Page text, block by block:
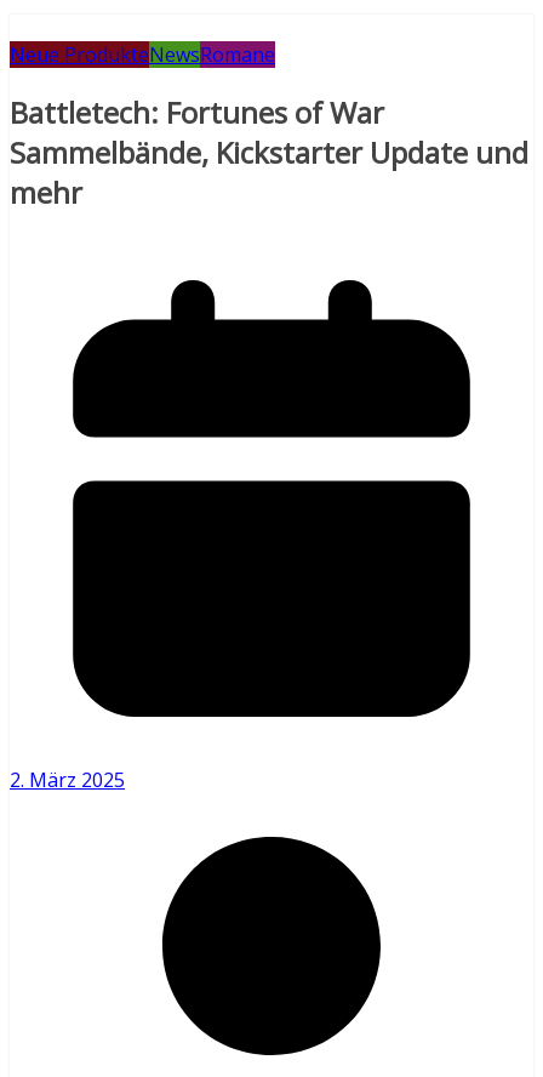
Neue ProdukteNewsRomane
Battletech: Fortunes of War
Sammelbände, Kickstarter Update und
mehr
2. März 2025